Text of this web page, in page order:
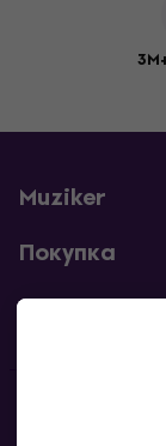
Muziker
Покупка
Полезни